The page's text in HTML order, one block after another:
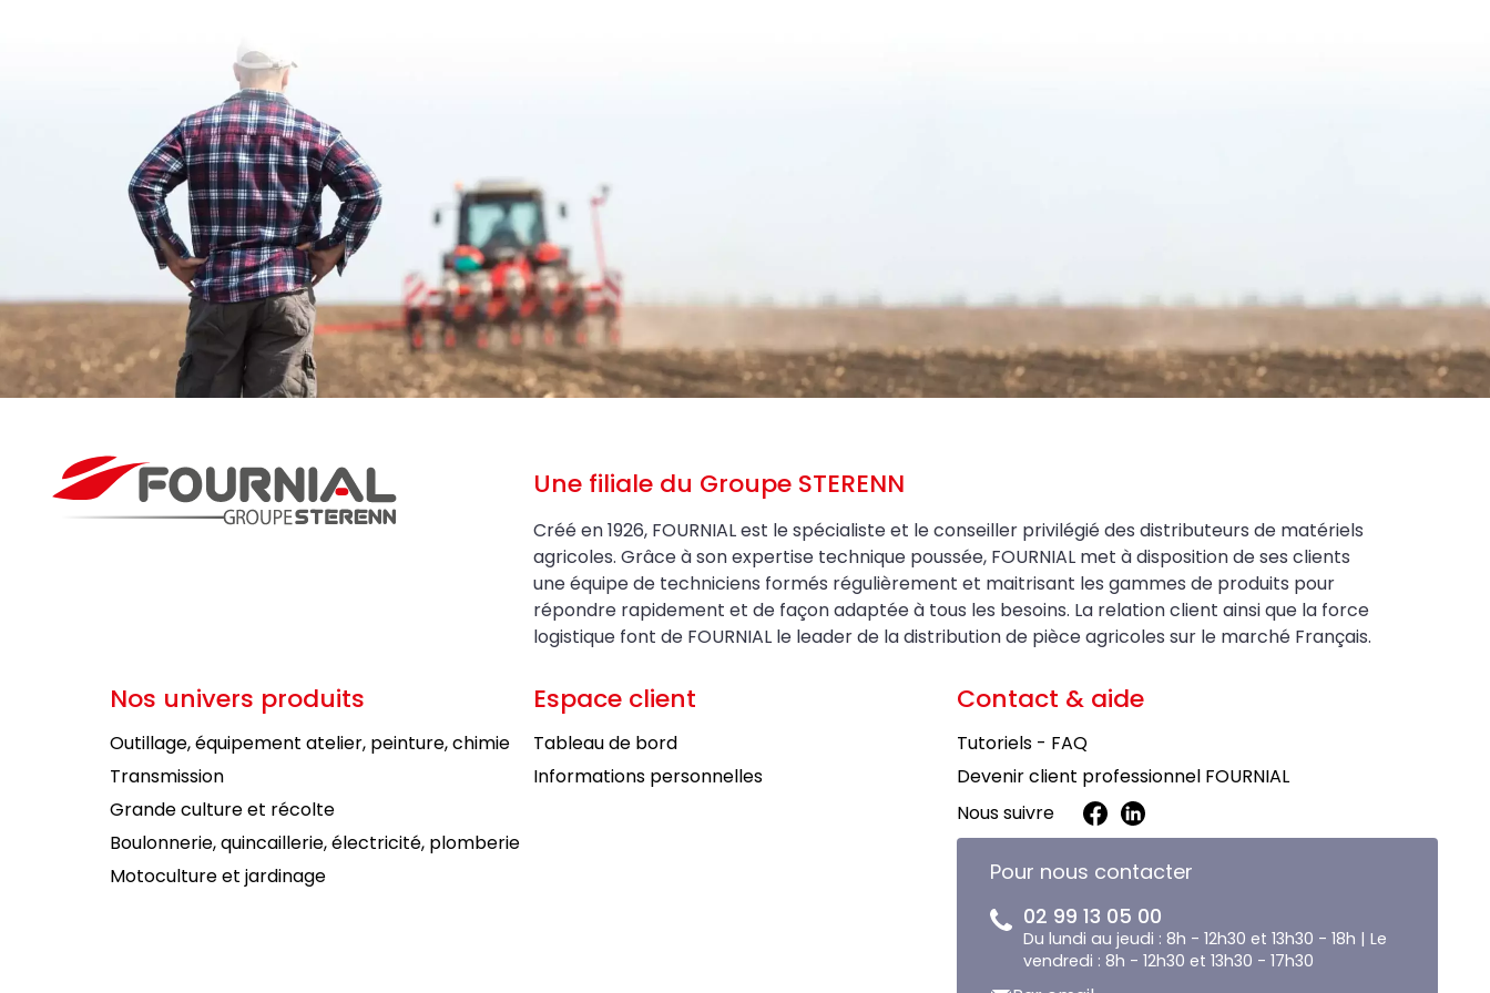
Une filiale du Groupe STERENN
Créé en 1926, FOURNIAL est le spécialiste et le conseiller privilégié des distributeurs de matériels
agricoles. Grâce à son expertise technique poussée, FOURNIAL met à disposition de ses clients
une équipe de techniciens formés régulièrement et maitrisant les gammes de produits pour
répondre rapidement et de façon adaptée à tous les besoins. La relation client ainsi que la force
logistique font de FOURNIAL le leader de la distribution de pièce agricoles sur le marché Français.
Nos univers produits
Outillage, équipement atelier, peinture, chimie
Transmission
Grande culture et récolte
Boulonnerie, quincaillerie, électricité, plomberie
Motoculture et jardinage
Espace client
Tableau de bord
Informations personnelles
Contact & aide
Tutoriels - FAQ
Devenir client professionnel FOURNIAL
Nous suivre
Pour nous contacter
02 99 13 05 00
Du lundi au jeudi : 8h - 12h30 et 13h30 - 18h | Le
vendredi : 8h - 12h30 et 13h30 - 17h30